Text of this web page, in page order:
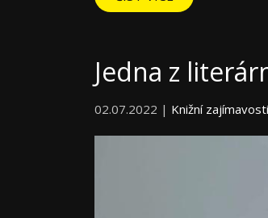
Jedna z
02.07.2022 | Knižní zajímavosti